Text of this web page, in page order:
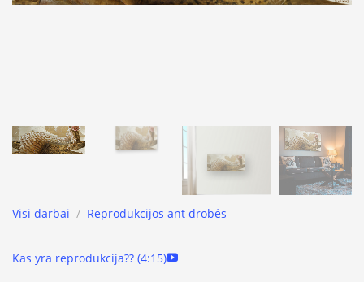
Visi darbai / Reprodukcijos ant drobės
Kas yra reprodukcija?? (4:15)